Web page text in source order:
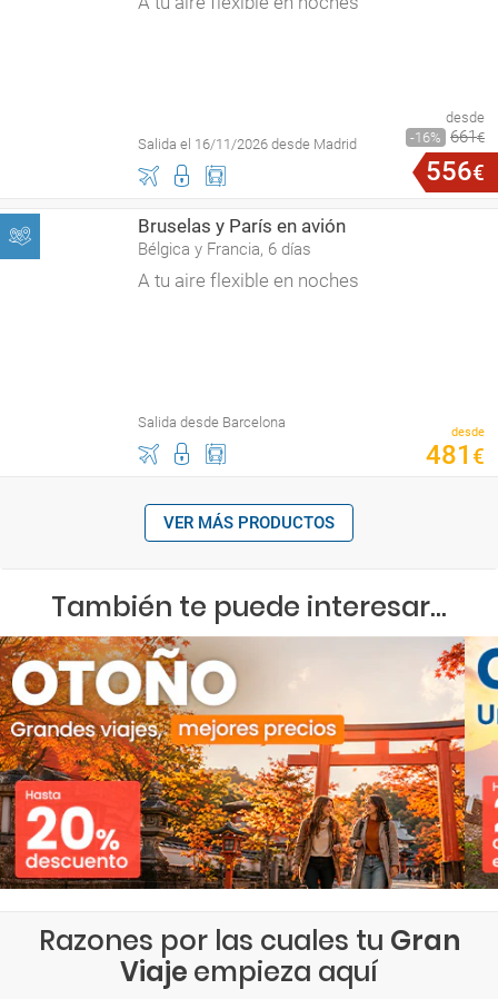
Salida el 16/11/2026 desde Madrid
desde
16
661€
556€
Bruselas y París en avión
Bélgica y Francia, 6 días
A tu aire flexible en noches
Salida desde Barcelona
desde
481 €
VER MÁS PRODUCTOS
También te puede interesar...
Razones por las cuales tu Gran
Viaje empieza aquí